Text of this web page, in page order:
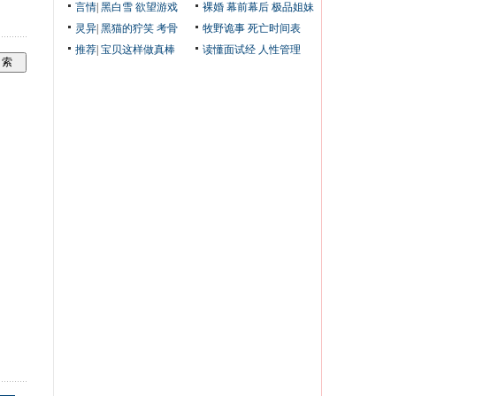
言情 黑白雪 欲望游戏 裸婚 幕前幕后 极品姐妹
灵异 黑猫的狞笑 考骨 牧野诡事 死亡时间表
推荐 宝贝这样做真棒 读懂面试经 人性管理